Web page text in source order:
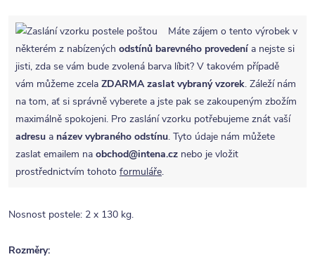
Máte zájem o tento výrobek v
některém z nabízených odstínů barevného provedení a nejste si
jisti, zda se vám bude zvolená barva líbit? V takovém případě
vám můžeme zcela ZDARMA zaslat vybraný vzorek. Záleží nám
na tom, ať si správně vyberete a jste pak se zakoupeným zbožím
maximálně spokojeni. Pro zaslání vzorku potřebujeme znát vaší
adresu a název vybraného odstínu. Tyto údaje nám můžete
zaslat emailem na obchod@intena.cz nebo je vložit
prostřednictvím tohoto formuláře.
Nosnost postele: 2 x 130 kg.
Rozměry: